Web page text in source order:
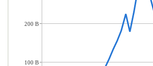
200 B
100 B